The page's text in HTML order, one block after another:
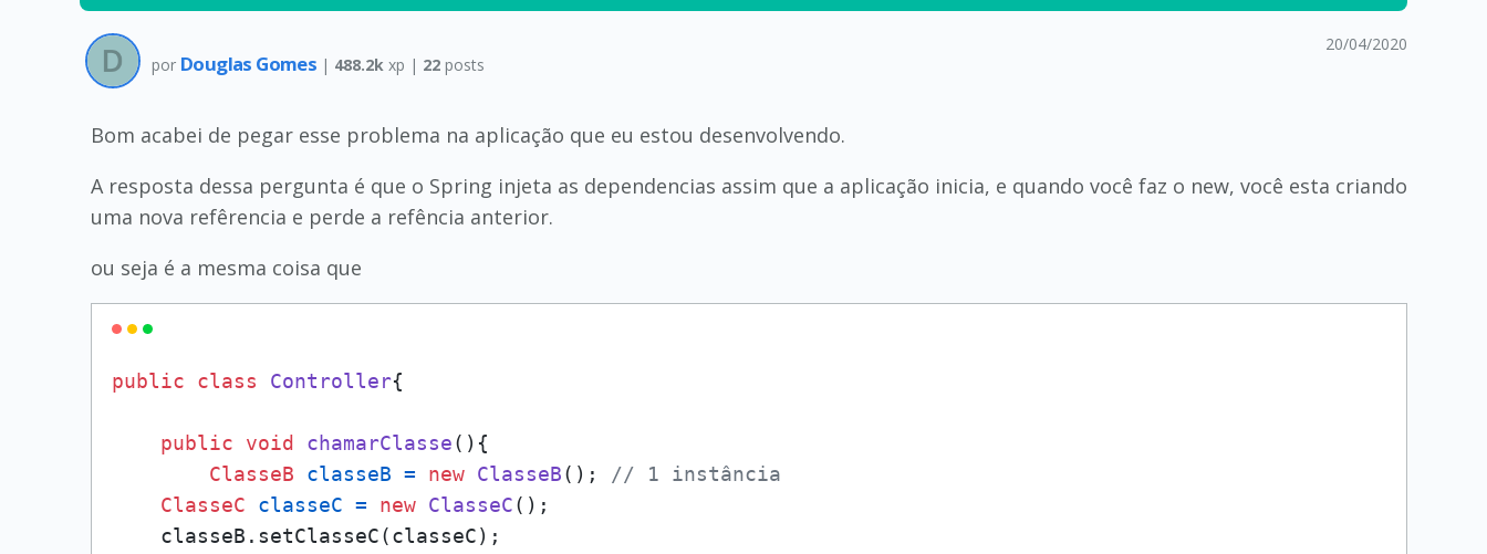
por Douglas Gomes | 488.2k xp | 22posts
20/04/2020
Bom acabei de pegar esse problema na aplicação que eu estou desenvolvendo.
A resposta dessa pergunta é que o Spring injeta as dependencias assim que a aplicação inicia, e quando você faz o new, você esta criando
uma nova refêrencia e perde a refência anterior.
ou seja é a mesma coisa que
public class Controller{
public void chamarClasse() {
ClasseB
classeB = new ClasseB(); // 1 instância
ClasseC
classeC = new ClasseC();
    classeB.setClasseC(classeC);